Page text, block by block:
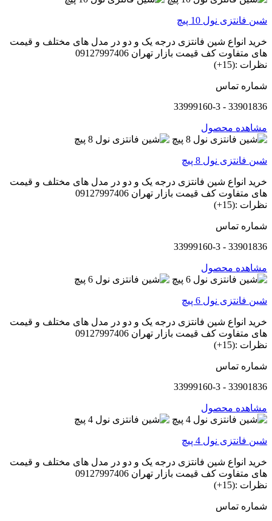
شین فانتزی نول 10 پیچ
خرید انواع شین فانتزی درجه یک و دو در مدل های مختلف و قیمت
های متفاوت کف قیمت بازار تهران 09127997406
نظرات :(15+)
شماره تماس
33901836 - 33999160-3
مشاهده محصول
شین فانتزی نول 8 پیچ
خرید انواع شین فانتزی درجه یک و دو در مدل های مختلف و قیمت
های متفاوت کف قیمت بازار تهران 09127997406
نظرات :(15+)
شماره تماس
33901836 - 33999160-3
مشاهده محصول
شین فانتزی نول 6 پیچ
خرید انواع شین فانتزی درجه یک و دو در مدل های مختلف و قیمت
های متفاوت کف قیمت بازار تهران 09127997406
نظرات :(15+)
شماره تماس
33901836 - 33999160-3
مشاهده محصول
شین فانتزی نول 4 پیچ
خرید انواع شین فانتزی درجه یک و دو در مدل های مختلف و قیمت
های متفاوت کف قیمت بازار تهران 09127997406
نظرات :(15+)
شماره تماس